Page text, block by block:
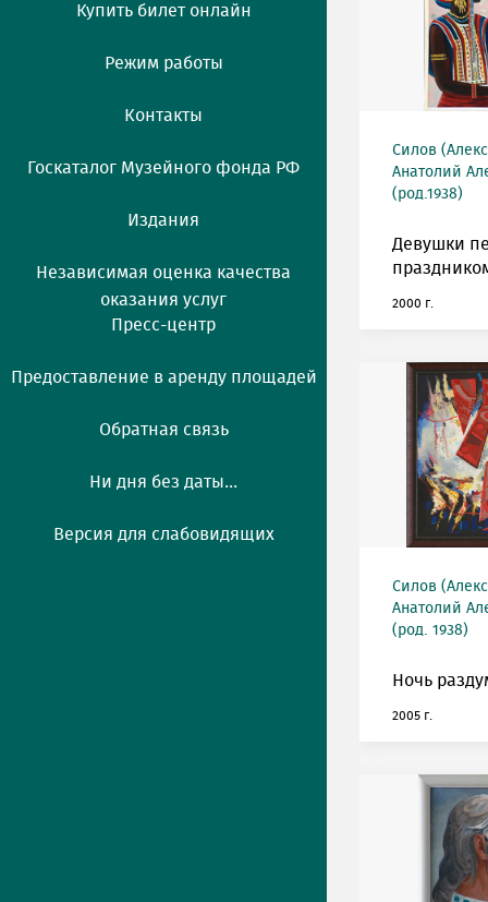
Купить билет онлайн
Режим работы
Контакты
Госкаталог Музейного фонда РФ
Издания
Независимая оценка качества
оказания услуг
Пресс-центр
Предоставление в аренду площадей
Обратная связь
Ни дня без даты...
Версия для слабовидящих
Силов
Анатолий
(род.1938)
Девушки
2000 г.
Силов
Анатолий
(род. 1938)
Ночь
2005 г.